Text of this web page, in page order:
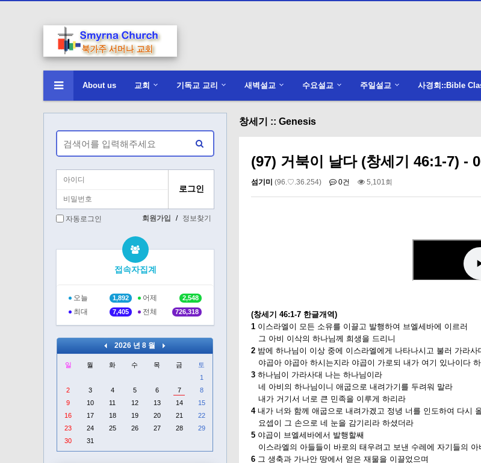
About us 교회 기독교 교리 새벽설교 수요설교 주일설교 사경회::Bible
창세기 :: Genesis
(97) 거북이 날다 (창세기 46:1-7) -
섬기미 (96.♡.36.254) 0건 5,101회
(창세기 46:1-7 한글개역)
1 이스라엘이 모든 소유를 이끌고 발행하여 브엘세바에 이르러
그 아비 이삭의 하나님께 희생을 드리니
2 밤에 하나님이 이상 중에 이스라엘에게 나타나시고 불러 가라사
야곱아 야곱아 하시는지라 야곱이 가로되 내가 여기 있나이다
3 하나님이 가라사대 나는 하나님이라
네 아비의 하나님이니 애굽으로 내려가기를 두려워 말라
내가 거기서 너로 큰 민족을 이루게 하리라
4내가 너와 함께 애굽으로 내려가겠고 정녕 너를 인도하여 다시
요셉이 그 손으로 네 눈을 감기리라 하셨더라
5 야곱이 브엘세바에서 발행할쌔
이스라엘의 아들들이 바로의 태우려고 보낸 수레에 자기들의
6 그 생축과 가나안 땅에서 얻은 재물을 이끌었으며
자동로그인 회원가입 / 정보찾기
접속자집계
오늘 1,892 어제 2,548
최대 7,405 전체 726,318
2026 년 8 월
일 월 화 수 목 금
토
1
2
3 4 5 6 7
8
9
10 11 12 13 14
15
16
17 18 19 20 21
22
23
24 25 26 27 28
29
30
31